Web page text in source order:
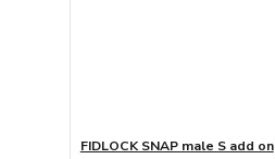
FIDLOCK SNAP male S add on